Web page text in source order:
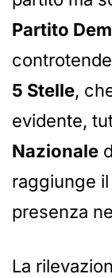
Partito
5 Stelle,
evidente,
Nazionale
raggiunge
presenza
La